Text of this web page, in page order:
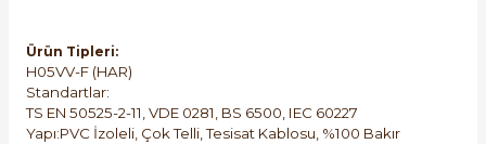
Ürün Tipleri:
H05VV-F (HAR)
Standartlar:
TS EN 50525-2-11, VDE 0281, BS 6500, IEC 60227
Yapı:PVC İzoleli, Çok Telli, Tesisat Kablosu, %100 Bakır